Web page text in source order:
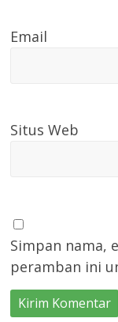
Email
Situs Web
Simpan nama,
peramban ini